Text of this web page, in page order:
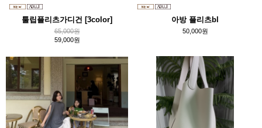
툴립플리츠가디건 [3color]
65,000원
59,000원
아방 플리츠bl
50,000원